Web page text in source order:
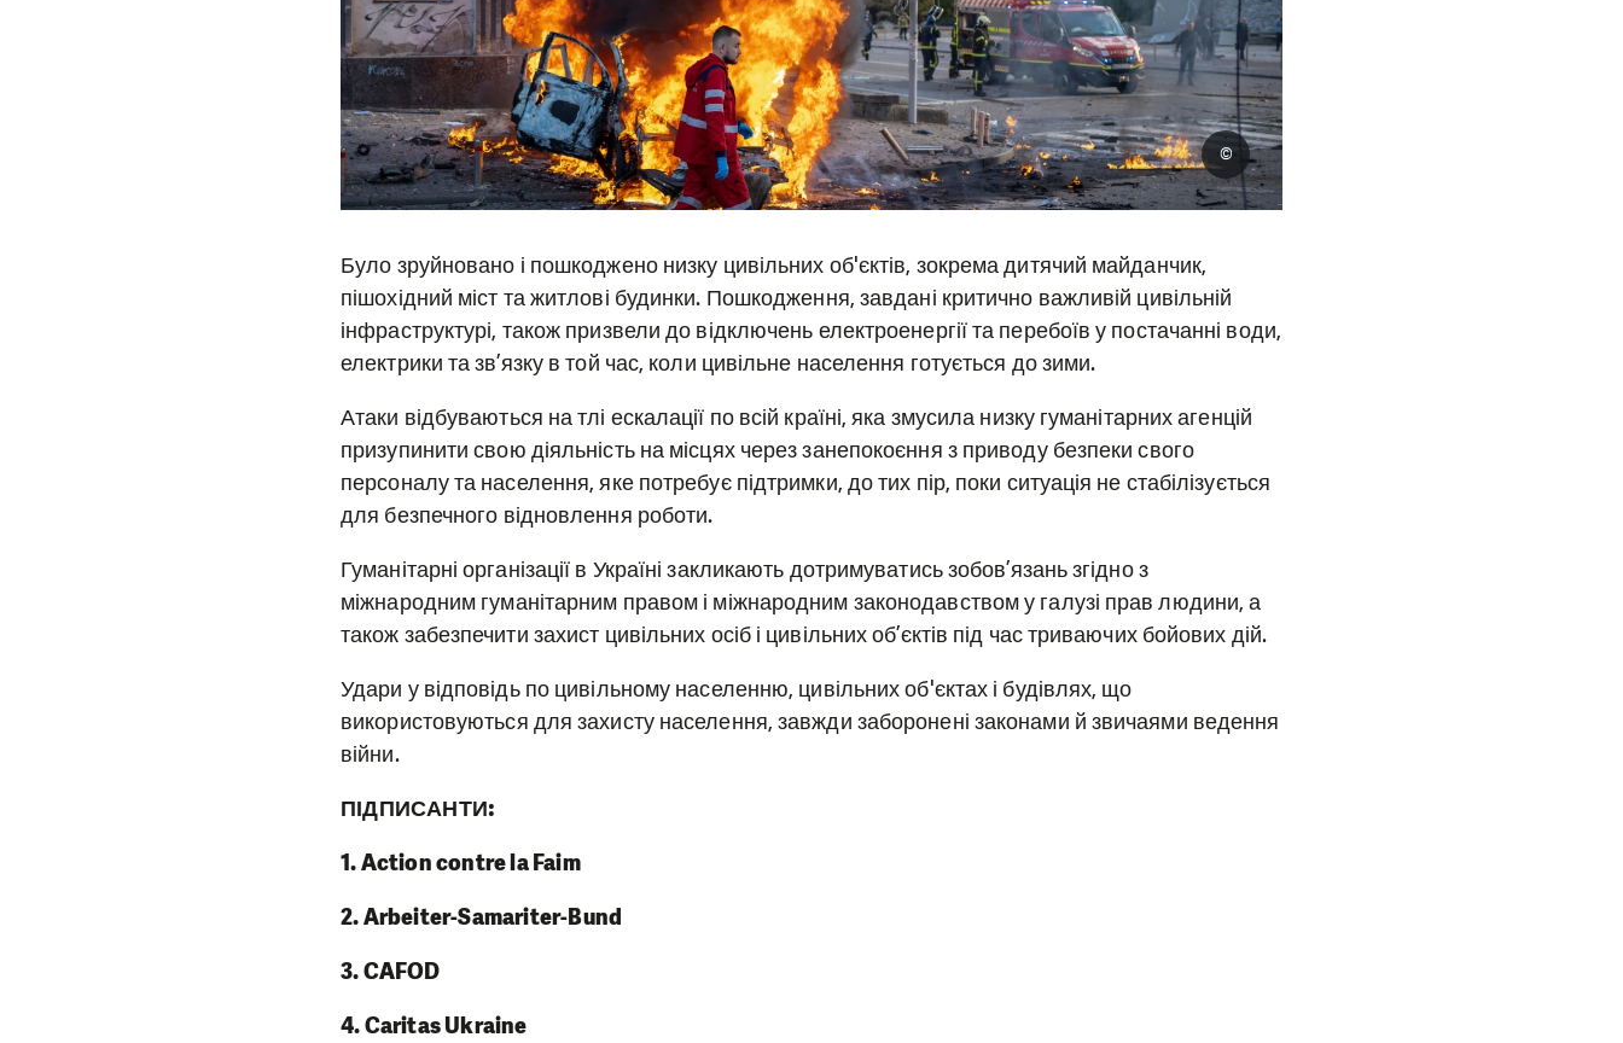
©
Було зруйновано і пошкоджено низку цивільних об'єктів, зокрема дитячий майданчик,
пішохідний міст та житлові будинки. Пошкодження, завдані критично важливій цивільній
інфраструктурі, також призвели до відключень електроенергії та перебоїв у постачанні води,
електрики та зв’язку в той час, коли цивільне населення готується до зими.
Атаки відбуваються на тлі ескалації по всій країні, яка змусила низку гуманітарних агенцій
призупинити свою діяльність на місцях через занепокоєння з приводу безпеки свого
персоналу та населення, яке потребує підтримки, до тих пір, поки ситуація не стабілізується
для безпечного відновлення роботи.
Гуманітарні організації в Україні закликають дотримуватись зобов’язань згідно з
міжнародним гуманітарним правом і міжнародним законодавством у галузі прав людини, а
також забезпечити захист цивільних осіб і цивільних об’єктів під час триваючих бойових дій.
Удари у відповідь по цивільному населенню, цивільних об'єктах і будівлях, що
використовуються для захисту населення, завжди заборонені законами й звичаями ведення
війни.
ПІДПИСАНТИ:
1. Action contre la Faim
2. Arbeiter-Samariter-Bund
3. CAFOD
4. Caritas Ukraine